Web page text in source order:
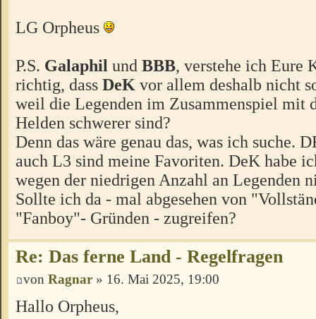
LG Orpheus
P.S. Galaphil und BBB, verstehe ich Eure
richtig, dass DeK vor allem deshalb nicht
weil die Legenden im Zusammenspiel mit
Helden schwerer sind?
Denn das wäre genau das, was ich suche.
auch L3 sind meine Favoriten. DeK habe
wegen der niedrigen Anzahl an Legenden
Sollte ich da - mal abgesehen von
"Fanboy"- Gründen - zugreifen?
Re: Das ferne Land - Regelfragen
von Ragnar » 16. Mai 2025, 19:00
Hallo Orpheus,